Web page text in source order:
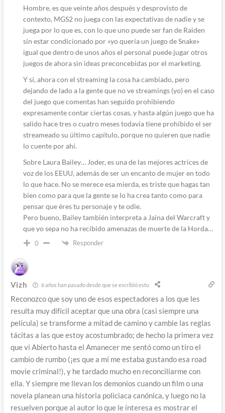
Hombre, es que veinte años después y desprovisto de
contexto, MGS2 no juega con las expectativas de nadie y se
juega por lo que es, con lo que uno puede ser fan de Raiden
sin estar condicionado por «yo quería un juego de Snake»
igual que dentro de unos años el personal puede jugar otros
juegos de ahora sin ideas preconcebidas por el marketing.
Y sí, ahora con el streaming la cosa ha cambiado, pero
dejando de lado a la gente que no ve streamings (yo) en el caso
del juego que comentas han seguido prohibiendo
expresamente contar ciertas cosas, y hasta algún juego que ha
salido hace tres o cuatro meses todavía tiene prohíbido el ser
streameado su último capítulo, porque no quieren que nadie
lo cuente por ahí.
Sobre Laura Bailey… Joder, es una de las mejores actrices de
voz de los EEUU, además de ser un encanto de mujer en todo
lo que hace. No se merece esa mierda, es triste que hagas tan
bien como para que la gente se lo ha crea tanto como para
pensar que éres tu personaje y te odie.
Pero bueno, Bailey también interpreta a Jaina del Warcraft y
que yo sepa no ha recibido amenazas de muerte de la Horda…
0 Responder
Vizh 6 años han pasado desde que se escribió esto
Reconozco que soy uno de esos espectadores a los que les
resulta muy difícil aceptar que una obra (casi siempre una
película) se transforme a mitad de camino y cambie las reglas
tácitas a las que estoy acostumbrado; de hecho la primera vez
que vi Abierto hasta el Amanecer me sentó como un tiro el
cambio de rumbo (¡es que a mí me estaba gustando esa road
movie criminal!), y he tardado mucho en reconciliarme con
ella. Y siempre me llevan los demonios cuando un film o una
novela planean una historia policiaca canónica, y luego no la
resuelven porque al autor lo que le interesa es mostrar el